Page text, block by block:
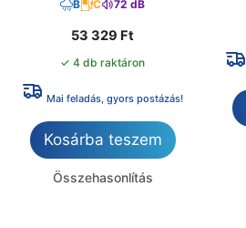
B C 72 dB
53 329 Ft
✓ 4 db raktáron
Mai feladás, gyors postázás!
Kosárba teszem
Összehasonlítás